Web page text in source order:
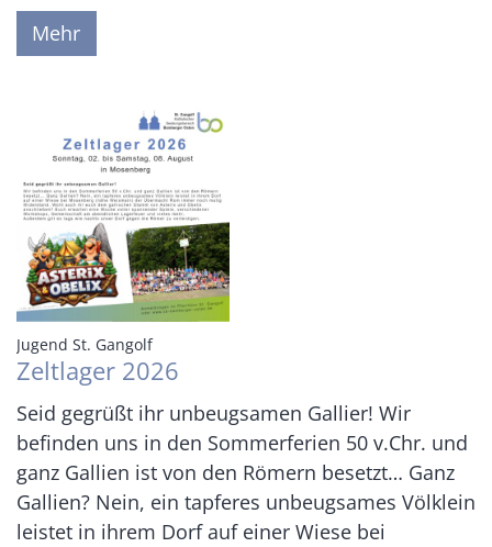
Mehr
Jugend St. Gangolf:
Zeltlager 2026
Seid gegrüßt ihr unbeugsamen Gallier! Wir
befinden uns in den Sommerferien 50 v.Chr. und
ganz Gallien ist von den Römern besetzt… Ganz
Gallien? Nein, ein tapferes unbeugsames Völklein
leistet in ihrem Dorf auf einer Wiese bei